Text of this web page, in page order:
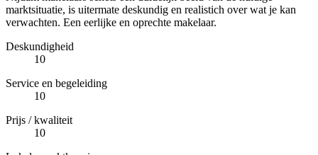
marktsituatie, is uitermate deskundig en realistich over wat je kan
verwachten. Een eerlijke en oprechte makelaar.
Deskundigheid
10
Service en begeleiding
10
Prijs / kwaliteit
10